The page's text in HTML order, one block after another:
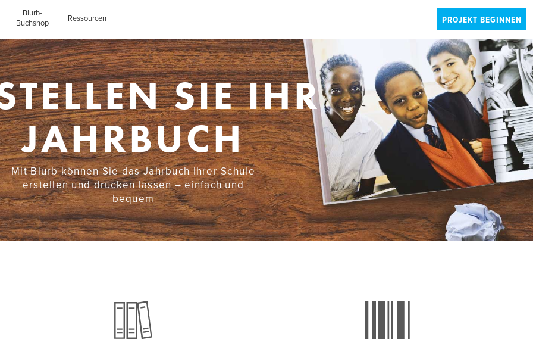
Blurb-
Buchshop
Ressourcen PROJEKT BEGINNEN
SIE IHR
JAHRBUCH
Mit Blurb können Sie das Jahrbuch Ihrer Schule
erstellen und drucken lassen – einfach und
bequem